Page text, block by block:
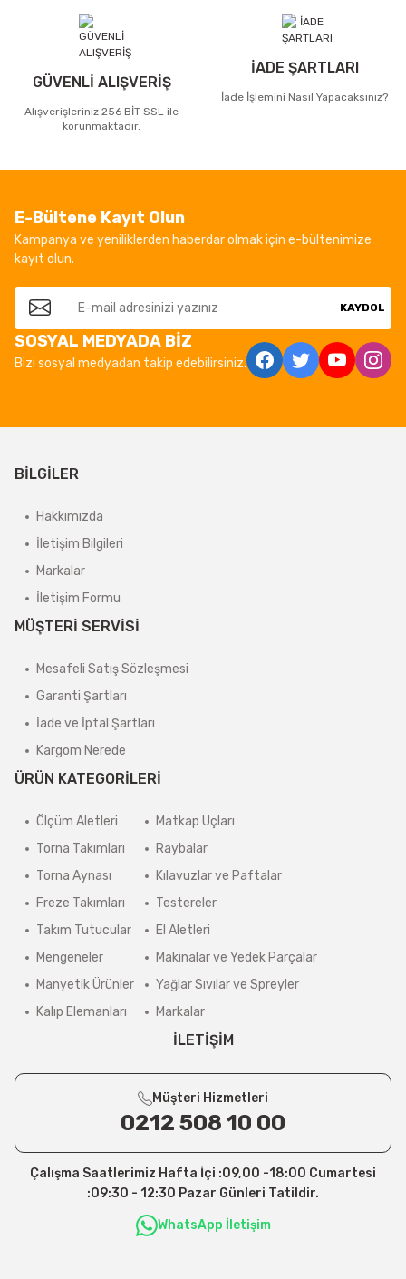
GÜVENLİ ALIŞVERİŞ
Alışverişleriniz 256 BİT SSL ile
korunmaktadır.
İADE ŞARTLARI
İade İşlemini Nasıl Yapacaksınız?
E-Bültene Kayıt Olun
Kampanya ve yeniliklerden haberdar olmak için e-bültenimize
kayıt olun.
KAYDOL
SOSYAL MEDYADA BİZ
Bizi sosyal medyadan takip edebilirsiniz.
BİLGİLER
Hakkımızda
İletişim Bilgileri
Markalar
İletişim Formu
MÜŞTERİ SERVİSİ
Mesafeli Satış Sözleşmesi
Garanti Şartları
İade ve İptal Şartları
Kargom Nerede
ÜRÜN KATEGORİLERİ
Ölçüm Aletleri
Torna Takımları
Torna Aynası
Freze Takımları
Takım Tutucular
Mengeneler
Manyetik Ürünler
Kalıp Elemanları
Matkap Uçları
Raybalar
Kılavuzlar ve Paftalar
Testereler
El Aletleri
Makinalar ve Yedek Parçalar
Yağlar Sıvılar ve Spreyler
Markalar
İLETİŞİM
Müşteri Hizmetleri
0212 508 10 00
Çalışma Saatlerimiz Hafta İçi :09,00 -18:00 Cumartesi
:09:30 - 12:30 Pazar Günleri Tatildir.
WhatsApp İletişim